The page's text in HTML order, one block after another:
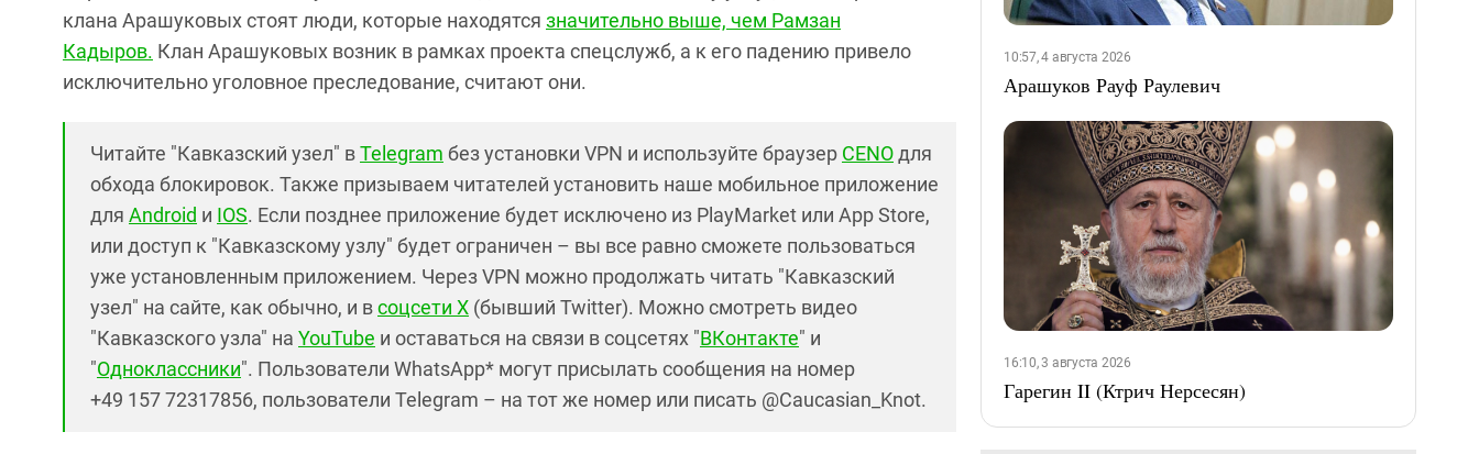
клана Арашуковых стоят люди, которые находятся значительно выше, чем Рамзан
Кадыров. Клан Арашуковых возник в рамках проекта спецслужб, а к его падению привело
исключительно уголовное преследование, считают они.
Читайте "Кавказский узел" вTelegram без установки VPN и используйте браузер CENOдля
обхода блокировок. Также призываем читателей установить наше мобильное приложение
для Android и IOS. Если позднее приложение будет исключено из PlayMarket или App Store,
или доступ к "Кавказскому узлу" будет ограничен – вы все равно сможете пользоваться
уже установленным приложением. Через VPN можно продолжать читать "Кавказский
узел" на сайте, как обычно, и всоцсети X (бывший Twitter). Можно смотреть видео
"Кавказского узла" на YouTube и оставаться на связи в соцсетях "ВКонтакте" и
"Одноклассники". Пользователи WhatsApp* могут присылать сообщения на номер
+49 157 72317856, пользователи Telegram – на тот же номер или писать @Caucasian_Knot.
10:57, 4 августа 2026
Арашуков Рауф Раулевич
16:10, 3 августа 2026
Гарегин II (Ктрич Нерсесян)